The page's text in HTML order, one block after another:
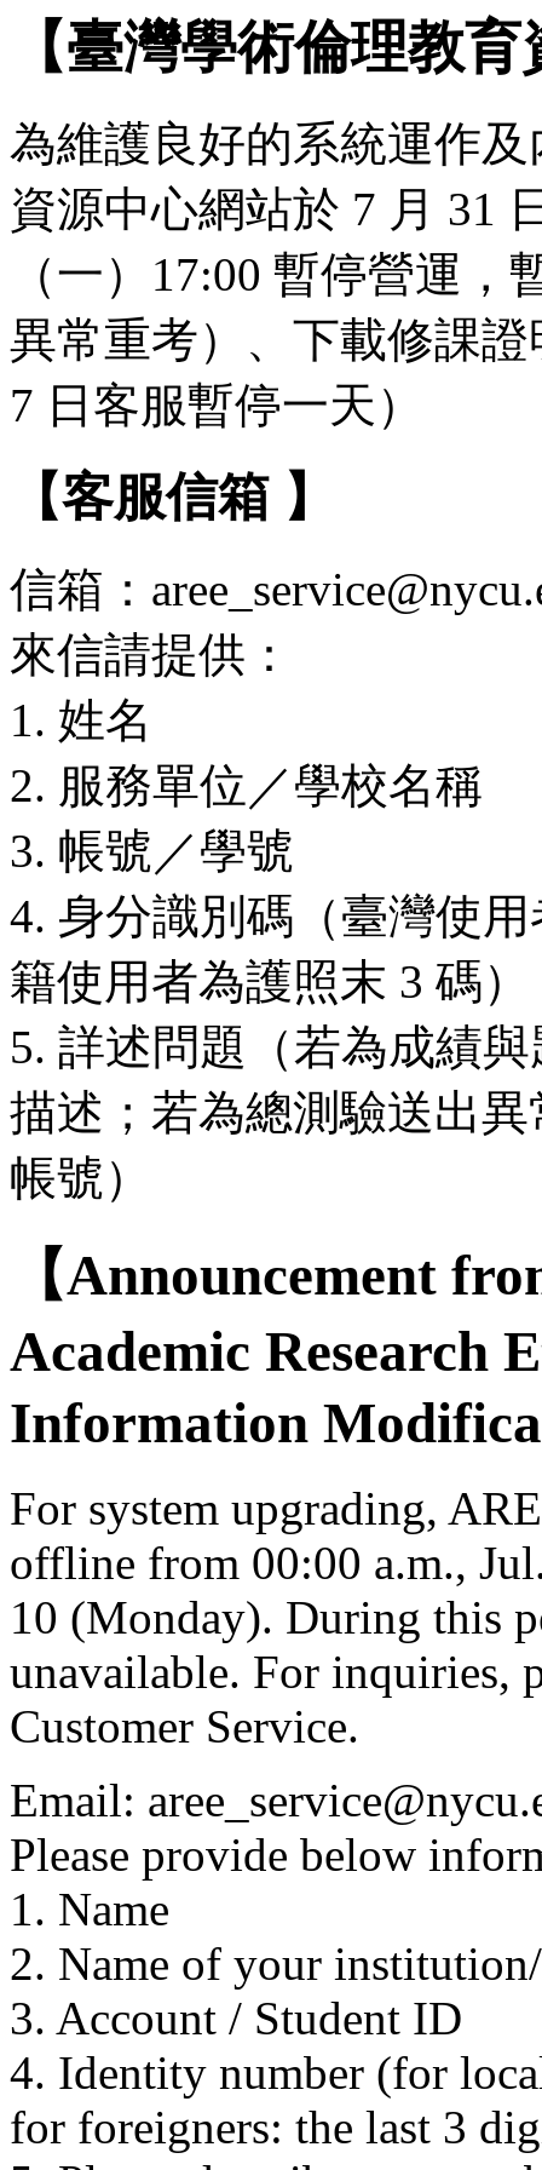
【臺灣學術倫理教
為維護良好的系統運作
資源中心網站於 7 月 31
（一）17:00 暫停營運
異常重考）、下載修課
7 日客服暫停一天）
【客服信箱 】
信箱：
來信請提供：
1. 姓名
2. 服務單位／學校名稱
3. 帳號／學號
4. 身分識別碼（臺灣使
籍使用者為護照末 3 碼）
5. 詳述問題（若為成績
描述；若為總測驗送出
帳號）
【Announcement
Academic Research
Information
For system upgrading,
offline from 00:00 a.m.,
10 (Monday). During this
unavailable. For inquiries,
Customer Service.
Email:
Please provide below
1. Name
2. Name of your
3. Account / Student ID
4. Identity number (for
for foreigners: the last 3